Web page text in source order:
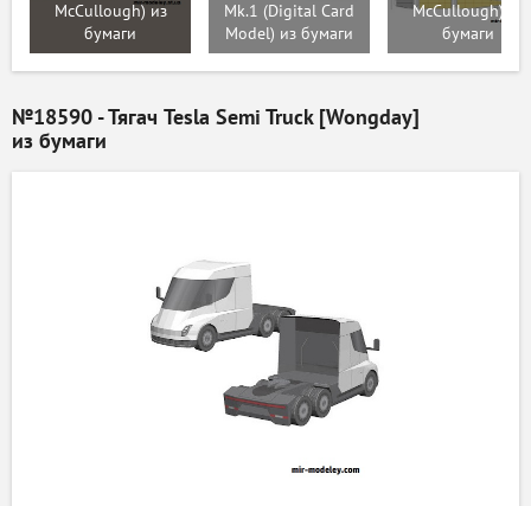
McCullough) из
бумаги
Mk.1 (Digital Card
Model) из бумаги
McCullough) из
бумаги
№18590 - Тягач Tesla Semi Truck [Wongday]
из бумаги